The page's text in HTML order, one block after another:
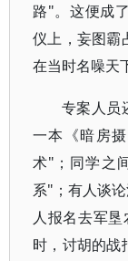
路"。这便成
仪上，妄图霸
在当时名噪天
专案人员
一本《暗房
术"；同学之
系"；有人谈
人报名去军
时，讨胡的战